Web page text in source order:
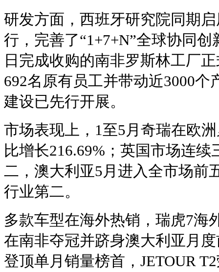
研发方面，西班牙研究院同期
行，完善了“1+7+N”全球协同
日完成收购的南非罗斯林工厂
692名原有员工并带动近3000
建设已先行开展。
市场表现上，1至5月奇瑞在欧
比增长216.69%；英国市场连
二，澳大利亚5月进入全市场前
行业第二。
多款车型在海外热销，瑞虎7海
在南非夺冠并跻身澳大利亚月
登顶单月销量榜首，JETOUR